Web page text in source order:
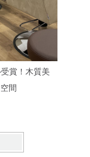
賞！木質美
間